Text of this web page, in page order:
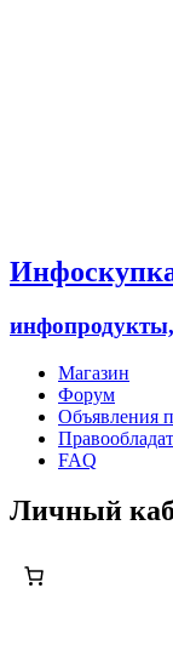
Магазин
Форум
Объявления
FAQ
Личный